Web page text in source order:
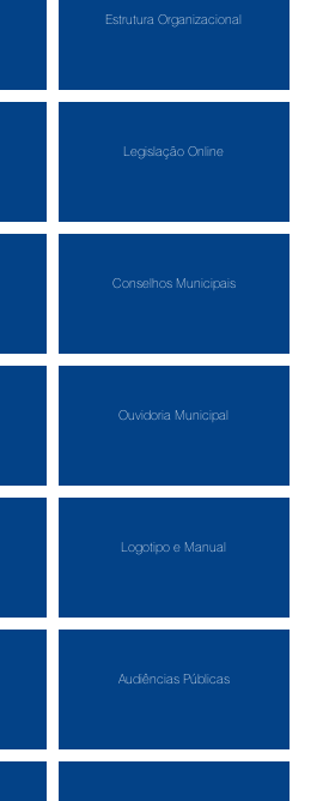
Estrutura Organizacional
Legislação Online
Conselhos Municipais
Ouvidoria Municipal
Logotipo e Manual
Audiências Públicas